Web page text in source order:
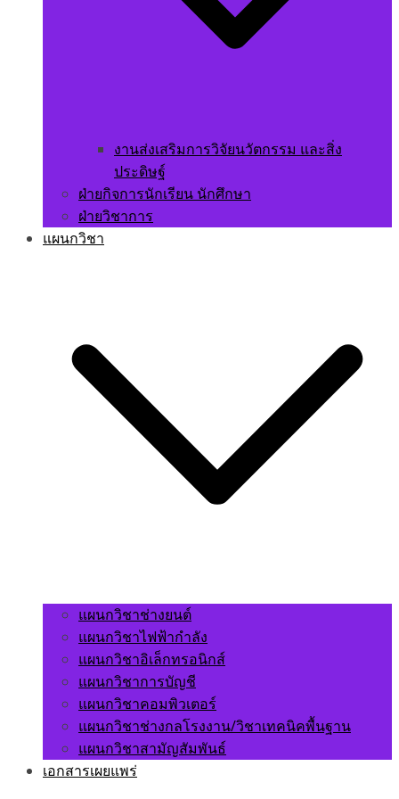
งานส่งเสริมการวิจัยนวัตกรรม และสิ่ง
ประดิษฐ์
ฝ่ายกิจการนักเรียน นักศึกษา
ฝ่ายวิชาการ
แผนกวิชา
แผนกวิชาช่างยนต์
แผนกวิชาไฟฟ้ากำลัง
แผนกวิชาอิเล็กทรอนิกส์
แผนกวิชาการบัญชี
แผนกวิชาคอมพิวเตอร์
แผนกวิชาช่างกลโรงงาน/วิชาเทคนิคพื้นฐาน
แผนกวิชาสามัญสัมพันธ์
เอกสารเผยแพร่